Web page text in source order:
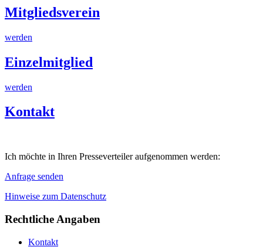
Mitgliedsverein
werden
Einzelmitglied
werden
Kontakt
Ich möchte in Ihren Presseverteiler aufgenommen werden:
Anfrage senden
Hinweise zum Datenschutz
Rechtliche Angaben
Kontakt